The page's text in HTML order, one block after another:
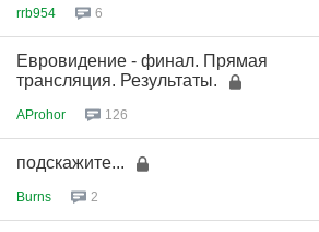
rrb954 6
Евровидение - финал. Прямая
трансляция. Результаты.
AProhor 126
подскажите...
Burns 2